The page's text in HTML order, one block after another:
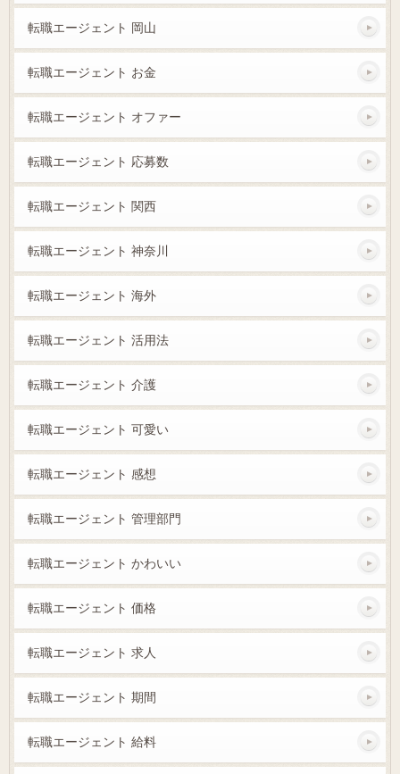
転職エージェント 岡山
転職エージェント お金
転職エージェント オファー
転職エージェント 応募数
転職エージェント 関西
転職エージェント 神奈川
転職エージェント 海外
転職エージェント 活用法
転職エージェント 介護
転職エージェント 可愛い
転職エージェント 感想
転職エージェント 管理部門
転職エージェント かわいい
転職エージェント 価格
転職エージェント 求人
転職エージェント 期間
転職エージェント 給料